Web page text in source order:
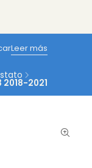
Leer más
2021